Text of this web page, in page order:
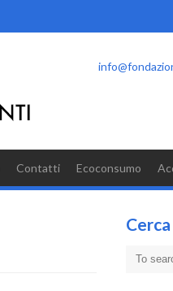
Contatti Ecoconsumo
Cerca